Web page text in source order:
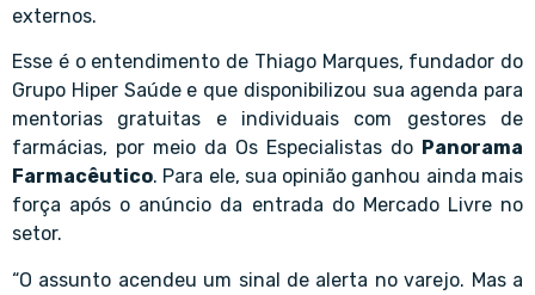
externos.
Esse é o entendimento de Thiago Marques, fundador do
Grupo Hiper Saúde e que disponibilizou sua agenda para
mentorias gratuitas e individuais com gestores de
farmácias, por meio da Os Especialistas do Panorama
Farmacêutico. Para ele, sua opinião ganhou ainda mais
força após o anúncio da entrada do Mercado Livre no
setor.
“O assunto acendeu um sinal de alerta no varejo. Mas a